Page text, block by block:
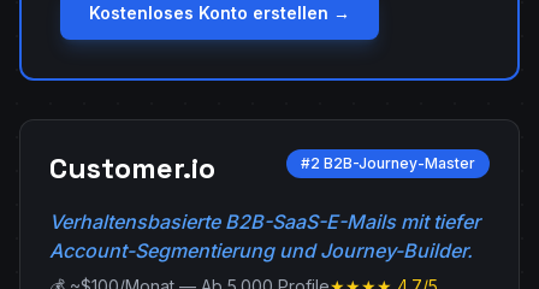
Kostenloses Konto erstellen →
Customer.io #2 B2B-Journey-Master
Verhaltensbasierte B2B-SaaS-E-Mails mit tiefer
Account-Segmentierung und Journey-Builder.